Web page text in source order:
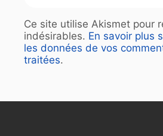
Ce site utilise Akismet pour
indésirables. En savoir plus
les données de vos
traitées.